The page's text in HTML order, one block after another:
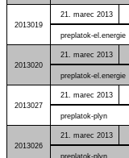
2013019
21. marec 2013
preplatok-el.energie
2013020
21. marec 2013
preplatok-el.energie
2013027
21. marec 2013
preplatok-plyn
2013026
21. marec 2013
preplatok-plyn